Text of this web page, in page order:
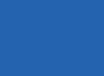
beantragen